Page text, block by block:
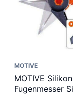
MOTIVE
MOTIVE
Fugenmesser